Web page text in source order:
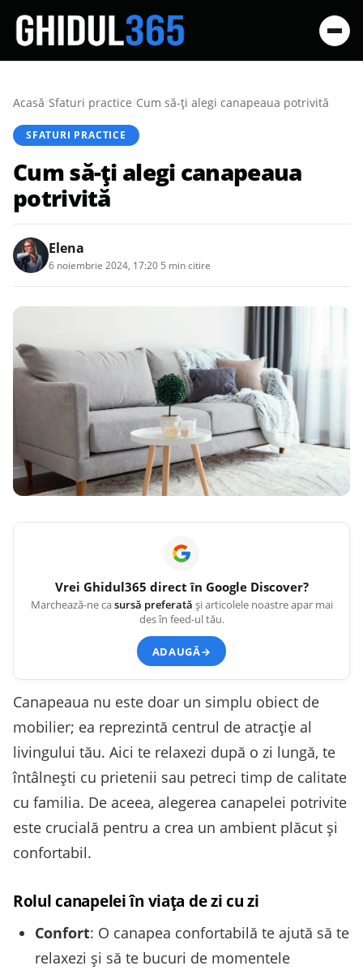
Acasă/Sfaturi practice/Cum să-ți alegi canapeaua potrivită
SFATURI PRACTICE
Cum să-ți alegi canapeaua
potrivită
Elena
6 noiembrie 2024, 17:20 5 min citire
Vrei Ghidul365 direct în Google Discover?
Marchează-ne casursă preferată și articolele noastre apar mai
des în feed-ul tău.
ADAUGĂ→
Canapeaua nu este doar un simplu obiect de
mobilier; ea reprezintă centrul de atracție al
livingului tău. Aici te relaxezi după o zi lungă, te
întâlnești cu prietenii sau petreci timp de calitate
cu familia. De aceea, alegerea canapelei potrivite
este crucială pentru a crea un ambient plăcut și
confortabil.
Rolul canapelei în viața de zi cu zi
Confort: O canapea confortabilă te ajută să te
relaxezi și să te bucuri de momentele